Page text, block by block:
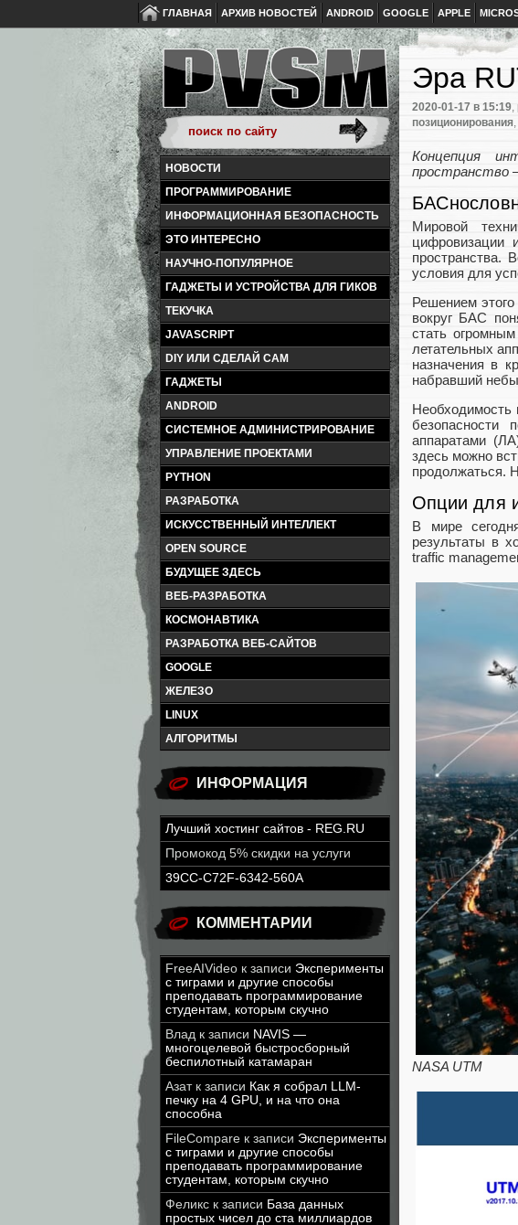
ГЛАВНАЯ АРХИВ НОВОСТЕЙ ANDROID GOOGLE APPLE
НОВОСТИ
ПРОГРАММИРОВАНИЕ
ИНФОРМАЦИОННАЯ БЕЗОПАСНОСТЬ
ЭТО ИНТЕРЕСНО
НАУЧНО-ПОПУЛЯРНОЕ
ГАДЖЕТЫ И УСТРОЙСТВА ДЛЯ ГИКОВ
ТЕКУЧКА
JAVASCRIPT
DIY ИЛИ СДЕЛАЙ САМ
ГАДЖЕТЫ
ANDROID
СИСТЕМНОЕ АДМИНИСТРИРОВАНИЕ
УПРАВЛЕНИЕ ПРОЕКТАМИ
PYTHON
РАЗРАБОТКА
ИСКУССТВЕННЫЙ ИНТЕЛЛЕКТ
OPEN SOURCE
БУДУЩЕЕ ЗДЕСЬ
ВЕБ-РАЗРАБОТКА
КОСМОНАВТИКА
РАЗРАБОТКА ВЕБ-САЙТОВ
GOOGLE
ЖЕЛЕЗО
LINUX
АЛГОРИТМЫ
ИНФОРМАЦИЯ
Лучший хостинг сайтов - REG.RU
Промокод 5% скидки на услуги
39CC-C72F-6342-560A
КОММЕНТАРИИ
FreeAIVideo к записи Эксперименты
с тиграми и другие способы
преподавать программирование
студентам, которым скучно
Влад к записи NAVIS —
многоцелевой быстросборный
беспилотный катамаран
Азатк записи Как я собрал LLM-
печку на 4 GPU, и на что она
способна
FileCompare к записи Эксперименты
с тиграми и другие способы
преподавать программирование
студентам, которым скучно
Феликс к записи База данных
простых чисел до ста миллиардов
Эра
2020-01-17 в 15:19,
позиционирования,
Концепция
пространство
Мировой
цифровизации
пространства.
условия для
Решением
вокруг БАС
стать
летательных
назначения в
набравший
Необходимость
аппаратами
здесь можно
продолжаться.
Опции для
В мире
результаты в
traffic
NASA UTM